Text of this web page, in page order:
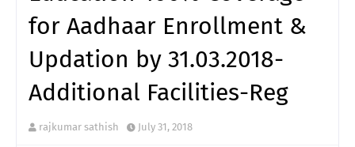
for Aadhaar Enrollment &
Updation by 31.03.2018-
Additional Facilities-Reg
rajkumar sathish July 31, 2018